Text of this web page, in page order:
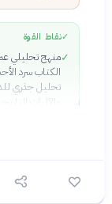
✓نقاط القوة
✓منهج تحليلي
الكتاب سرد
تحليل جذري
والآليات التاريخية
نزعة نقدية
جعيط عن تفنيد
المشهورة
✓
أسلوب فكري
فيه الأدوات